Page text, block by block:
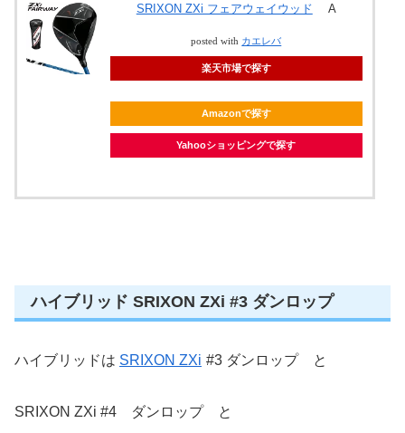
SRIXON ZXi フェアウェイウッド A
posted with カエレバ
楽天市場で探す
Amazonで探す
Yahooショッピングで探す
ハイブリッド SRIXON ZXi #3 ダンロップ
ハイブリッドは SRIXON ZXi #3 ダンロップ と
SRIXON ZXi #4 ダンロップ と